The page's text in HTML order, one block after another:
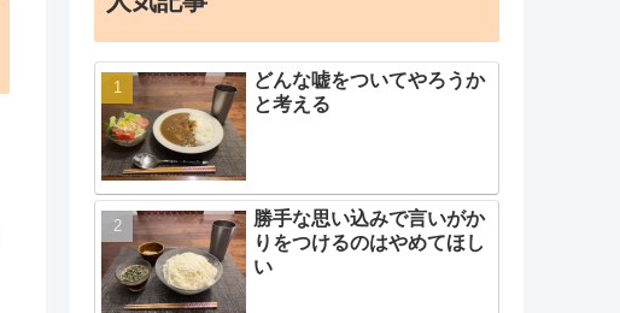
どんな嘘をついてやろうか
と考える
勝手な思い込みで言いがか
りをつけるのはやめてほし
い